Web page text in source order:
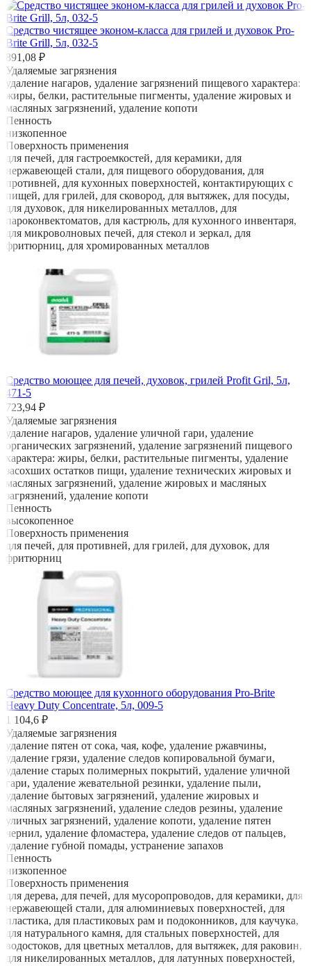
Средство чистящее эконом-класса для грилей и духовок Pro-
Brite Grill, 5л, 032-5
891,08 ₽
Удаляемые загрязнения
удаление нагаров, удаление загрязнений пищевого характера:
жиры, белки, растительные пигменты, удаление жировых и
масляных загрязнений, удаление копоти
Пенность
низкопенное
Поверхность применения
для печей, для гастроемкостей, для керамики, для
нержавеющей стали, для пищевого оборудования, для
противней, для кухонных поверхностей, контактирующих с
пищей, для грилей, для сковород, для вытяжек, для посуды,
для духовок, для никелированных металлов, для
пароконвектоматов, для кастрюль, для кухонного инвентаря,
для микроволновых печей, для стекол и зеркал, для
фритюрниц, для хромированных металлов
Средство моющее для печей, духовок, грилей Profit Gril, 5л,
471-5
723,94 ₽
Удаляемые загрязнения
удаление нагаров, удаление уличной гари, удаление
органических загрязнений, удаление загрязнений пищевого
характера: жиры, белки, растительные пигменты, удаление
засохших остатков пищи, удаление технических жировых и
масляных загрязнений, удаление жировых и масляных
загрязнений, удаление копоти
Пенность
высокопенное
Поверхность применения
для печей, для противней, для грилей, для духовок, для
фритюрниц
Средство моющее для кухонного оборудования Pro-Brite
Heavy Duty Concentrate, 5л, 009-5
1 104,6 ₽
Удаляемые загрязнения
удаление пятен от сока, чая, кофе, удаление ржавчины,
удаление грязи, удаление следов копировальной бумаги,
удаление старых полимерных покрытий, удаление уличной
гари, удаление жевательной резинки, удаление пыли,
удаление бытовых загрязнений, удаление жировых и
масляных загрязнений, удаление следов резины, удаление
уличных загрязнений, удаление копоти, удаление пятен
чернил, удаление фломастера, удаление следов от пальцев,
удаление губной помады, устранение запахов
Пенность
низкопенное
Поверхность применения
для дерева, для печей, для мусоропроводов, для керамики, для
нержавеющей стали, для алюминиевых поверхностей, для
пластика, для пластиковых рам и подоконников, для каучука,
для натурального камня, для стальных поверхностей, для
водостоков, для цветных металлов, для вытяжек, для раковин,
для никелированных металлов, для латунных поверхностей,